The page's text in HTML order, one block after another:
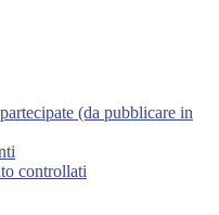
(da pubblicare in
controllati